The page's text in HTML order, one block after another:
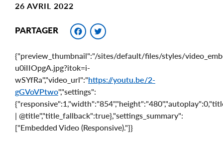
26 AVRIL 2022
PARTAGER Facebook
{"preview_thumbnail":"/sites/default/files/styles/
u0iIIOpgA.jpg?itok=i-
wSYfRa","video_url":"https://youtu.be/2-
gGVoVPtwo","settings":
| @title","title_fallback":true},"settings_summary":
["Embedded Video (Responsive)."]}